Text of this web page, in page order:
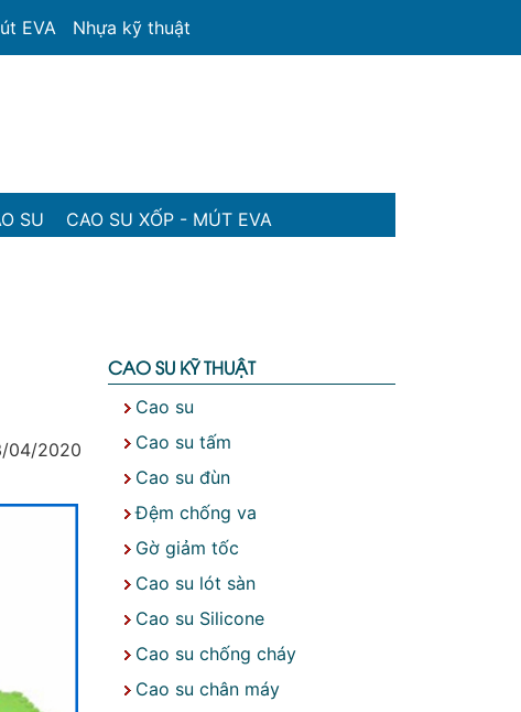
EVA Nhựa kỹ thuật
SU CAO SU XỐP - MÚT EVA
04/2020
CAO SU KỸ THUẬT
Cao su
Cao su tấm
Cao su đùn
Đệm chống va
Gờ giảm tốc
Cao su lót sàn
Cao su Silicone
Cao su chống cháy
Cao su chân máy